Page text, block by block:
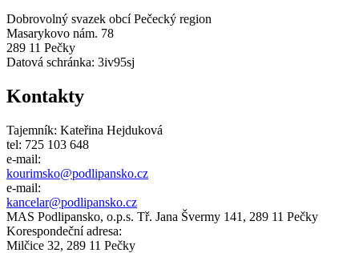
Dobrovolný svazek obcí Pečecký region
Masarykovo nám. 78
289 11 Pečky
Datová schránka: 3iv95sj
Kontakty
Tajemník: Kateřina Hejduková
tel: 725 103 648
e-mail:
kourimsko@podlipansko.cz
e-mail:
kancelar@podlipansko.cz
MAS Podlipansko, o.p.s. Tř. Jana Švermy 141, 289 11 Pečky
Korespondeční adresa:
Milčice 32, 289 11 Pečky